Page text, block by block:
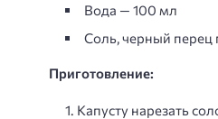
Вода — 100 мл
Соль, черный перец
Приготовление:
Капусту нарезать